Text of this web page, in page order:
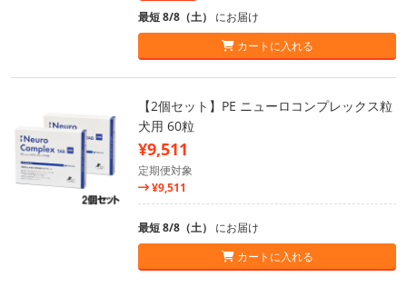
最短 8/8（土） にお届け
カートに入れる
【2個セット】PE ニューロコンプレックス粒
犬用 60粒
¥9,511
定期便対象
¥9,511
最短 8/8（土） にお届け
カートに入れる